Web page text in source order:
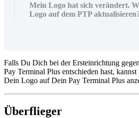
Mein Logo hat sich verändert.
Logo auf dem PTP
Falls Du Dich bei der Ersteinrichtung
Pay Terminal Plus entschieden hast,
Dein Logo auf Dein Pay Terminal Plus
Überflieger